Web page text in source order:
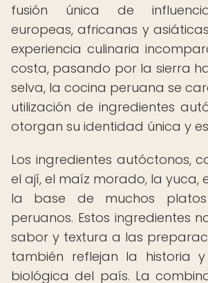
fusión única de
europeas, africanas y
experiencia culinaria
costa, pasando por la sierra
selva, la cocina peruana se
utilización de ingredientes
otorgan su identidad única y
Los ingredientes autóctonos,
el ají, el maíz morado, la yuca,
la base de muchos platos
peruanos. Estos ingredientes
sabor y textura a las
también reflejan la historia
biológica del país. La